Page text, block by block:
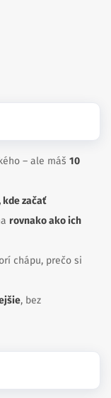
– ale máš 10
kde začať
rovnako ako ich
chápu, prečo si
, bez